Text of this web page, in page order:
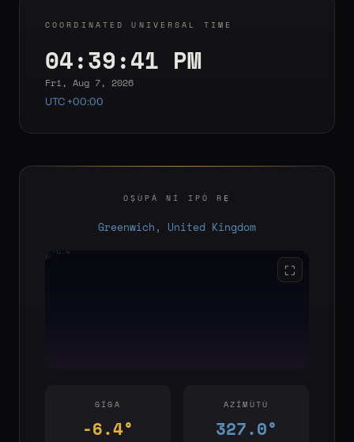
COORDINATED UNIVERSAL TIME
04:39:41 PM
Fri, Aug 7, 2026
UTC +00:00
OṢÙPÁ NÍ IPÒ RẸ
Greenwich, United Kingdom
ESW
YOU -6.4°
⛶
GÍGA
-6.4°
AZÍMÙTÙ
327.0°